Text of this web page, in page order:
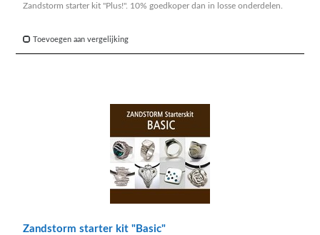
Zandstorm starter kit "Plus!". 10% goedkoper dan in losse onderdelen.
Toevoegen aan vergelijking
Zandstorm starter kit "Basic"